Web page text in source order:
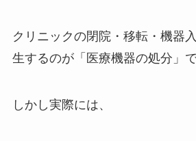
クリニックの閉院・移転・機器
生するのが「医療機器の処分」で
しかし実際には、